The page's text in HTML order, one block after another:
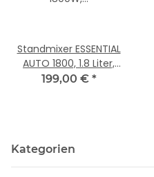
Standmixer ESSENTIAL
AUTO 1800, 1.8 Liter,
1800W, RBLP-1800B,
199,00 € *
Kategorien